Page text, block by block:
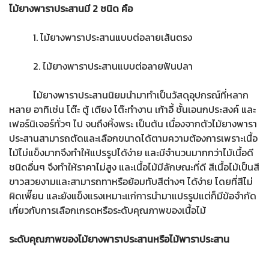
ไม้ยางพาราประสานมี 2 ชนิด คือ
1. ไม้ยางพาราประสานแบบต่อลายเส้นตรง
2. ไม้ยางพาราประสานแบบต่อลายฟันปลา
ไม้ยางพาราประสานนิยมนำมาทำเป็นวัสดุอุปกรณ์ที่หลาก
หลาย อาทิเช่น โต๊ะ ตู้ เตียง โต๊ะทำงาน เก้าอี้ ชั้นเอนกประสงค์ และ
เฟอร์นิเจอร์ทั่วๆ ไป จนถึงหิ้งพระ เป็นต้น เนื่องจากตัวไม้ยางพารา
ประสานสามารถตัดและเลือกขนาดได้ตามความต้องการเพราะเนื้อ
ไม้ไม่แข็งมากจึงทำให้แปรรูปได้ง่าย และมีจำนวนมากกว่าไม้เนื้อดี
ชนิดอื่นๆ จึงทำให้ราคาไม่สูง และเนื้อไม้มีลักษณะที่ดี สีเนื้อไม้เป็นสี
ขาวสวยงามและสามารถทาหรือย้อมทับสีต่างๆ ได้ง่าย โดยที่สีไม่
ผิดเพี๊ยน และยังแข็งแรงเหมาะแก่การนำมาแปรรูปแต่ก็มีข้อจำกัด
เกี่ยวกับการเลือกเกรดหรือระดับคุณภาพของเนื้อไม้
ระดับคุณภาพของไม้ยางพาราประสานหรือไม้พาราประสาน